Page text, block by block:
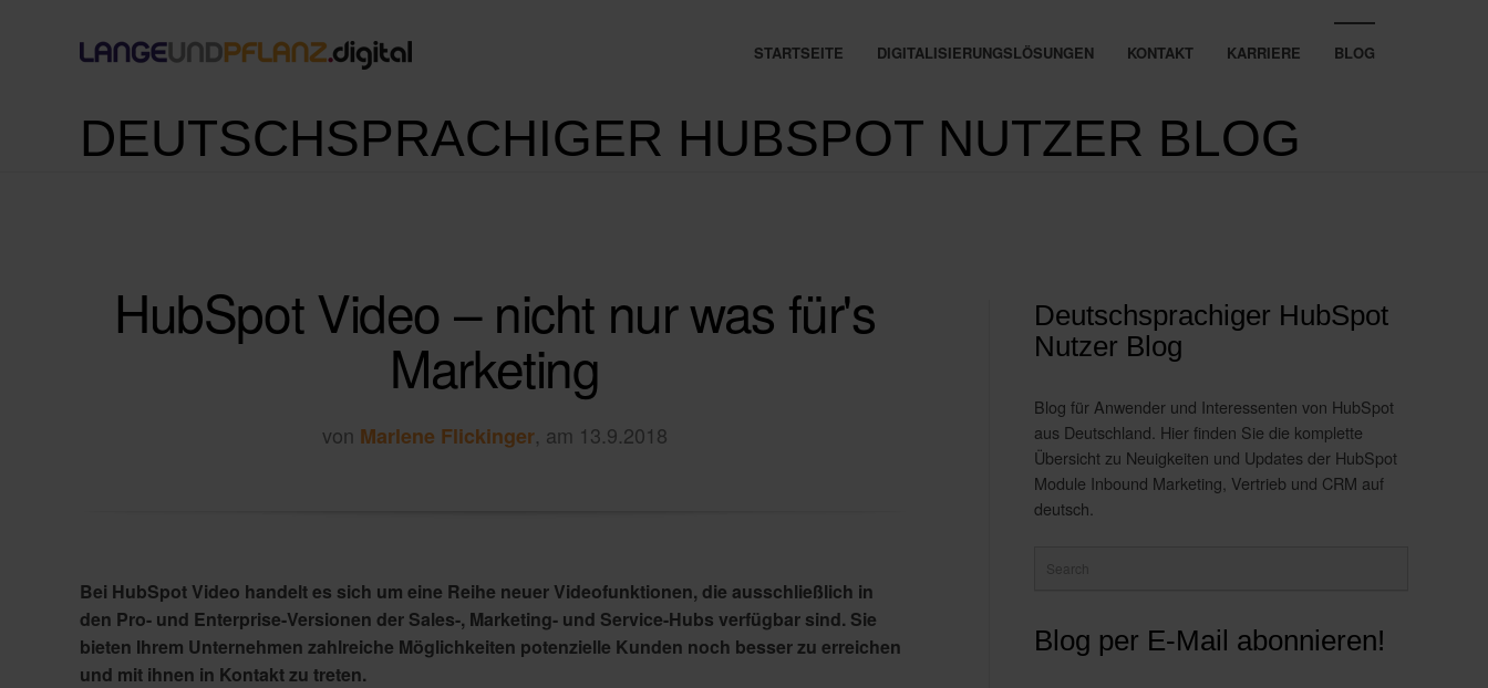
STARTSEITE DIGITALISIERUNGSLÖSUNGEN KONTAKT KARRIERE BLOG
DEUTSCHSPRACHIGER HUBSPOT NUTZER BLOG
HubSpot Video – nicht nur was für's
Marketing
von Marlene Flickinger, am 13.9.2018
Bei HubSpot Video handelt es sich um eine Reihe neuer Videofunktionen, die ausschließlich in
den Pro- und Enterprise-Versionen der Sales-, Marketing- und Service-Hubs verfügbar sind. Sie
bieten Ihrem Unternehmen zahlreiche Möglichkeiten potenzielle Kunden noch besser zu erreichen
und mit ihnen in Kontakt zu treten.
Deutschsprachiger HubSpot
Nutzer Blog
Blog für Anwender und Interessenten von HubSpot
aus Deutschland. Hier finden Sie die komplette
Übersicht zu Neuigkeiten und Updates der HubSpot
Module Inbound Marketing, Vertrieb und CRM auf
deutsch.
Blog per E-Mail abonnieren!